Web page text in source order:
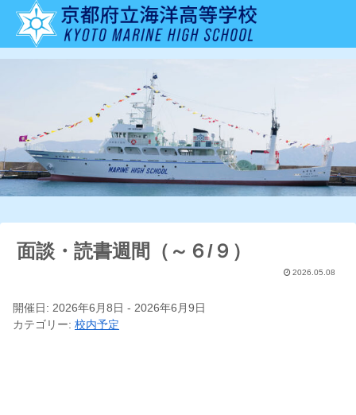
面談・読書週間（～６/９）
2026.05.08
開催日: 2026年6月8日 - 2026年6月9日
カテゴリー: 校内予定